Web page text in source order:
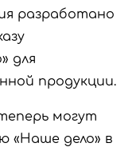
разработано
для
продукции.
могут
«Наше дело» в